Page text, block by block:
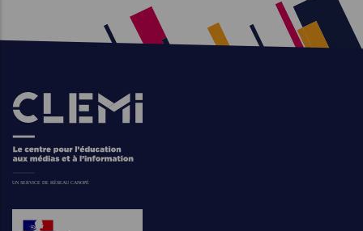
Images